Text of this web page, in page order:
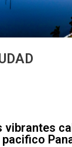
vibrantes